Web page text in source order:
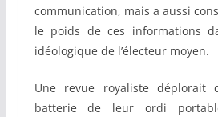
communication, mais a aussi
le poids de ces informations
idéologique de l’électeur moyen.
Une revue royaliste
batterie de leur ordi